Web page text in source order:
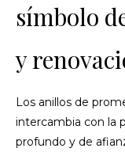
símbolo
y
Los anillos de
intercambia con la
profundo y de